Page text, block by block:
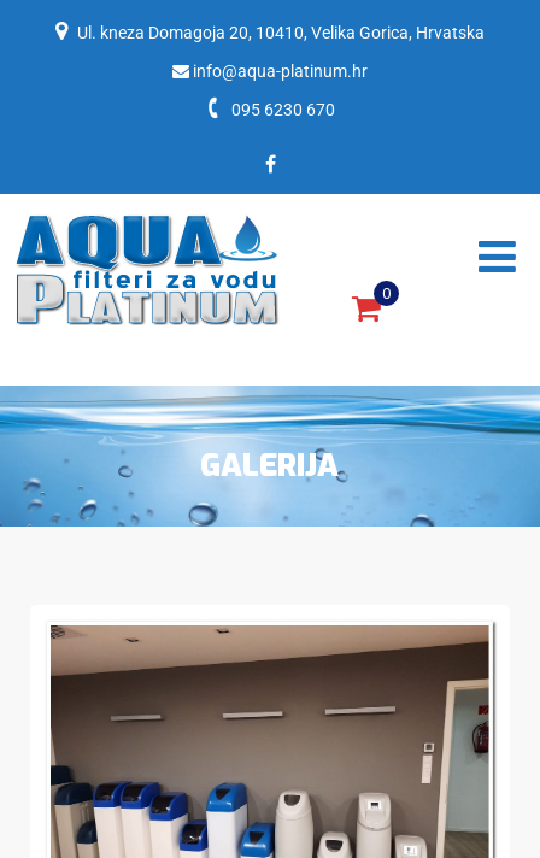
Ul. kneza Domagoja 20, 10410, Velika Gorica, Hrvatska
info@aqua-platinum.hr
095 6230 670
0
GALERIJA